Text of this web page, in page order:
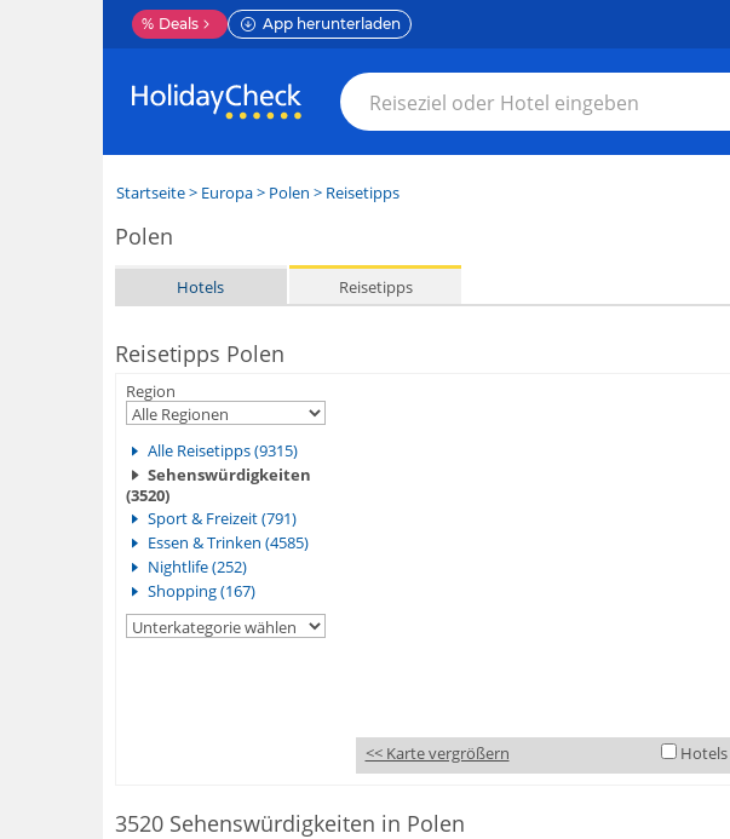
% Deals App herunterladen
Startseite> Europa> Polen > Reisetipps
Polen
Hotels Reisetipps
Reisetipps Polen
Region
Alle Reisetipps (9315)
Sehenswürdigkeiten
(3520)
Sport & Freizeit (791)
Essen & Trinken (4585)
Nightlife (252)
Shopping (167)
<< Karte vergrößern
3520 Sehenswürdigkeiten in Polen